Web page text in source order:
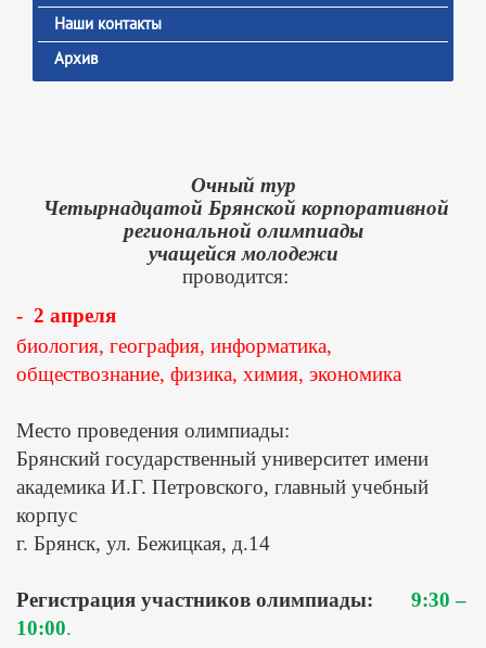
Наши контакты
Архив
Очный тур
Четырнадцатой Брянской корпоративной
региональной олимпиады
учащейся молодежи
проводится:
- 2 апреля
биология, география, информатика,
обществознание, физика, химия, экономика
Место проведения олимпиады:
Брянский государственный университет имени
академика И.Г. Петровского, главный учебный
корпус
г. Брянск, ул. Бежицкая, д.14
Регистрация участников олимпиады:
9:30 –
10:00.